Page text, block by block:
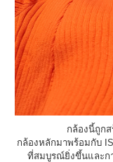
กล้องนี้ถูก
กล้องหลักมาพร้อมกับ
ที่สมบูรณ์ยิ่งขึ้นและก